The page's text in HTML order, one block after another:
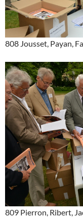
808 Jousset, Payan,
809 Pierron, Ribert,